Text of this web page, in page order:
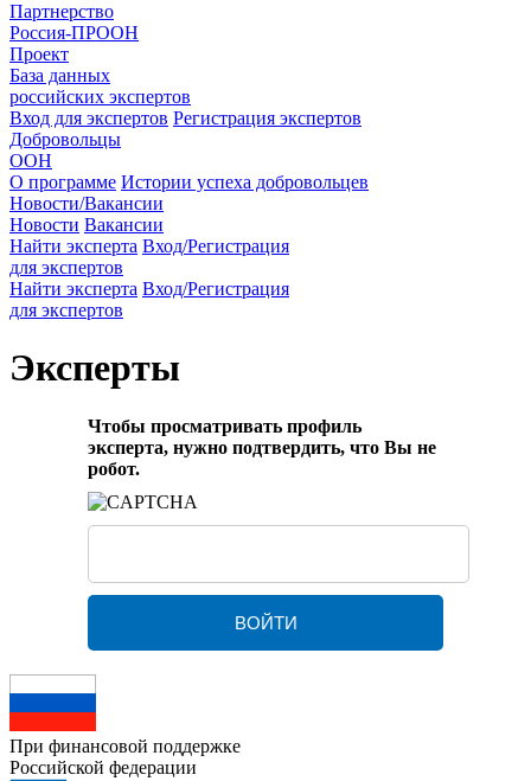
Партнерство
Россия-ПРООН
Проект
База данных
российских экспертов
Вход для экспертов Регистрация экспертов
Добровольцы
ООН
О программе Истории успеха добровольцев
Новости/Вакансии
Новости Вакансии
Найти эксперта Вход/Регистрация
для экспертов
Найти эксперта Вход/Регистрация
для экспертов
Эксперты
Чтобы просматривать профиль
эксперта, нужно подтвердить, что Вы не
робот.
При финансовой поддержке
Российской федерации